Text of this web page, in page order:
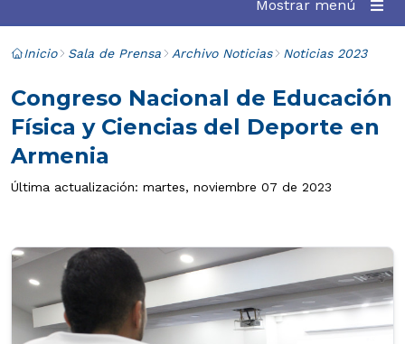
Mostrar menú
Inicio Sala de Prensa Archivo Noticias Noticias 2023
Congreso Nacional de Educación
Física y Ciencias del Deporte en
Armenia
Última actualización: martes, noviembre 07 de 2023